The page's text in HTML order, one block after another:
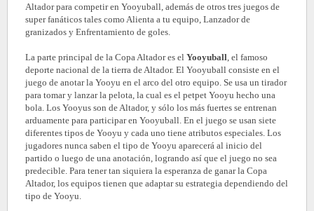
Altador para competir en Yooyuball, además de otros tres juegos de
super fanáticos tales como Alienta a tu equipo, Lanzador de
granizados y Enfrentamiento de goles.
La parte principal de la Copa Altador es el Yooyuball , el famoso
deporte nacional de la tierra de Altador. El Yooyuball consiste en el
juego de anotar la Yooyu en el arco del otro equipo. Se usa un tirador
para tomar y lanzar la pelota, la cual es el petpet Yooyu hecho una
bola. Los Yooyus son de Altador, y sólo los más fuertes se entrenan
arduamente para participar en Yooyuball. En el juego se usan siete
diferentes tipos de Yooyu y cada uno tiene atributos especiales. Los
jugadores nunca saben el tipo de Yooyu aparecerá al inicio del
partido o luego de una anotación, logrando así que el juego no sea
predecible. Para tener tan siquiera la esperanza de ganar la Copa
Altador, los equipos tienen que adaptar su estrategia dependiendo del
tipo de Yooyu.